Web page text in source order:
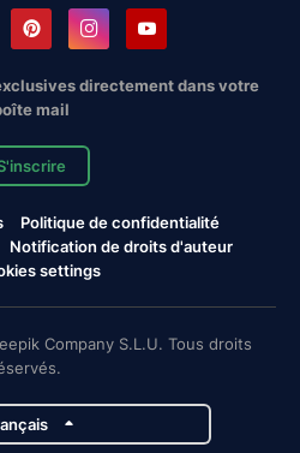
directement dans votre
mail
Politique de confidentialité
Notification de droits d'auteur
settings
Company S.L.U. Tous droits